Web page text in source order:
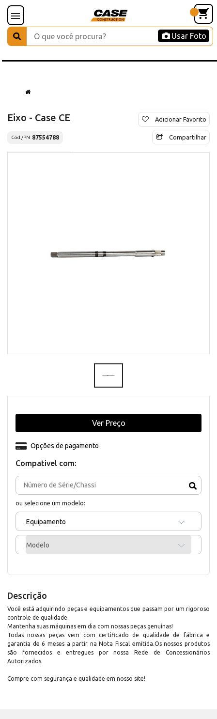
Usar Foto
Eixo - Case CE
Cód./PN 87554788
Adicionar Favorito
Compartilhar
Compativel com:
ou selecione um modelo:
Equipamento
Modelo
Opções de pagamento
Ver Preço
Descrição
Você está adquirindo peças e equipamentos que passam por um rigoroso
controle de qualidade.
Mantenha suas máquinas em dia com nossas peças genuínas!
Todas nossas peças vem com certificado de qualidade de fábrica e
garantia de 6 meses a partir na Nota Fiscal emitida.Os nossos produtos
são fornecidos e entregues por nossa Rede de Concessionários
Autorizados.
Compre com segurança e qualidade em nosso site!